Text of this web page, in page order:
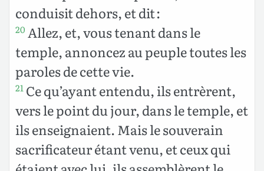
conduisit dehors, et dit :
20 Allez, et, vous tenant dans le
temple, annoncez au peuple toutes les
paroles de cette vie.
21 Ce qu’ayant entendu, ils entrèrent,
vers le point du jour, dans le temple, et
ils enseignaient. Mais le souverain
sacrificateur étant venu, et ceux qui